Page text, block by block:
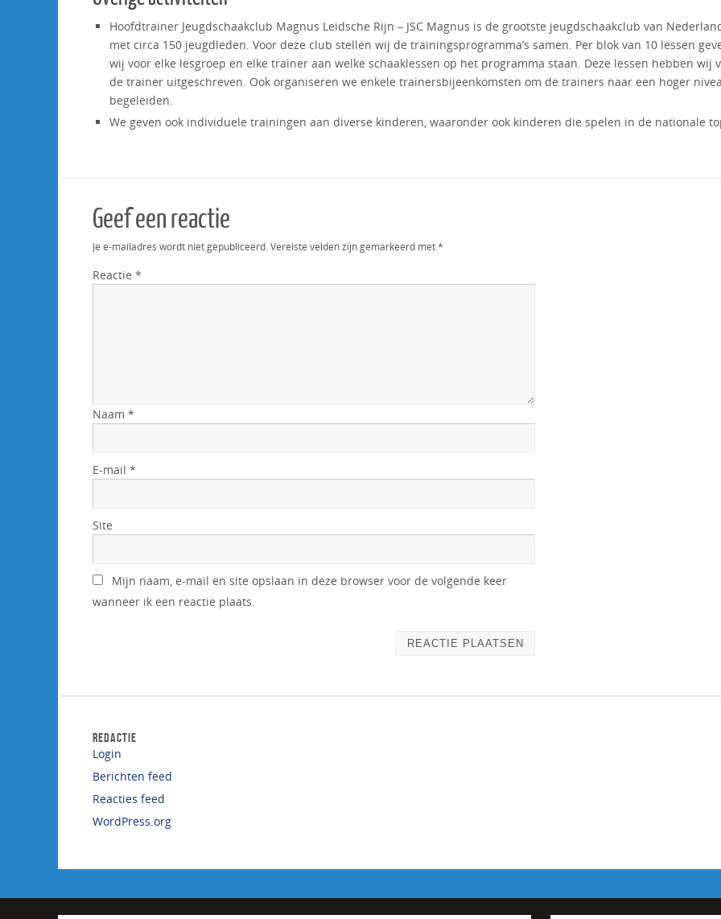
Hoofdtrainer Jeugdschaakclub Magnus Leidsche Rijn – JSC Magnus is de grootste jeugdschaakclub van
met circa 150 jeugdleden. Voor deze club stellen wij de trainingsprogramma’s samen. Per blok van 10 lessen
wij voor elke lesgroep en elke trainer aan welke schaaklessen op het programma staan. Deze lessen hebben wij
de trainer uitgeschreven. Ook organiseren we enkele trainersbijeenkomsten om de trainers naar een hoger
begeleiden.
We geven ook individuele trainingen aan diverse kinderen, waaronder ook kinderen die spelen in de nationale
Geef een reactie
Je e-mailadres wordt niet gepubliceerd. Vereiste velden zijn gemarkeerd met*
Reactie *
Naam *
E-mail *
Site
Mijn naam, e-mail en site opslaan in deze browser voor de volgende keer
wanneer ik een reactie plaats.
REDACTIE
Login
Berichten feed
Reacties feed
WordPress.org